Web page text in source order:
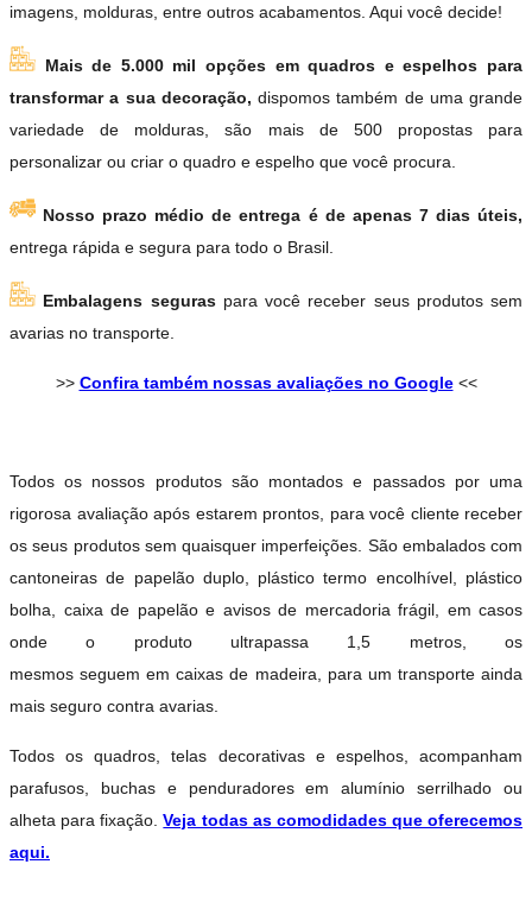
imagens, molduras, entre outros acabamentos. Aqui você decide!
Mais de 5.000 mil opções em quadros e espelhos para
transformar a sua decoração, dispomos também de uma grande
variedade de molduras, são mais de 500 propostas para
personalizar ou criar o quadro e espelho que você procura.
Nosso prazo médio de entrega é de apenas 7 dias úteis,
entrega rápida e segura para todo o Brasil.
Embalagens seguras para você receber seus produtos sem
avarias no transporte.
>> Confira também nossas avaliações no Google<<
Todos os nossos produtos são montados e passados por uma
rigorosa avaliação após estarem prontos, para você cliente receber
os seus produtos sem quaisquer imperfeições. São embalados com
cantoneiras de papelão duplo, plástico termo encolhível, plástico
bolha, caixa de papelão e avisos de mercadoria frágil, em casos
onde o produto ultrapassa 1,5 metros, os
mesmos seguem em caixas de madeira, para um transporte ainda
mais seguro contra avarias.
Todos os quadros, telas decorativas e espelhos, acompanham
parafusos, buchas e penduradores em alumínio serrilhado ou
alheta para fixação.Veja todas as comodidades que oferecemos
aqui.